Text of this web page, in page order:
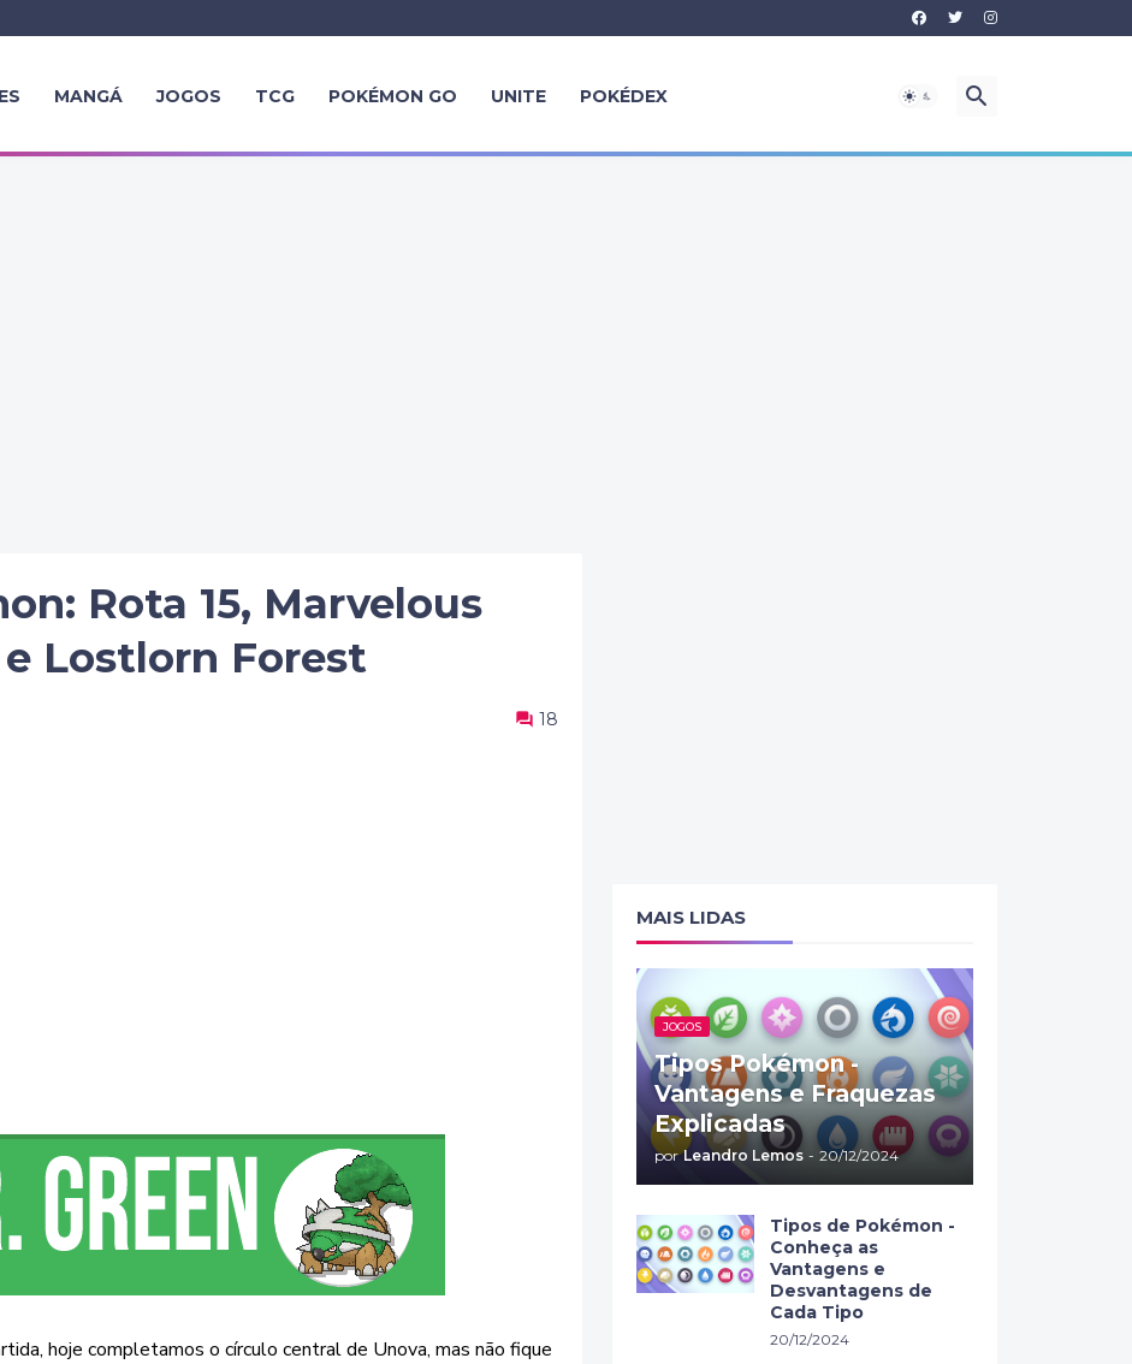
MANGÁ JOGOS TCG POKÉMON GO UNITE POKÉDEX
Rota 15, Marvelous
Lostlorn Forest
18
hoje completamos o círculo central de Unova, mas não fique
MAIS LIDAS
JOGOS
Tipos Pokémon -
Vantagens e Fraquezas
Explicadas
por Leandro Lemos - 20/12/2024
Tipos de Pokémon -
Conheça as
Vantagens e
Desvantagens de
Cada Tipo
20/12/2024